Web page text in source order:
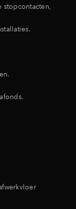
stopcontacten,